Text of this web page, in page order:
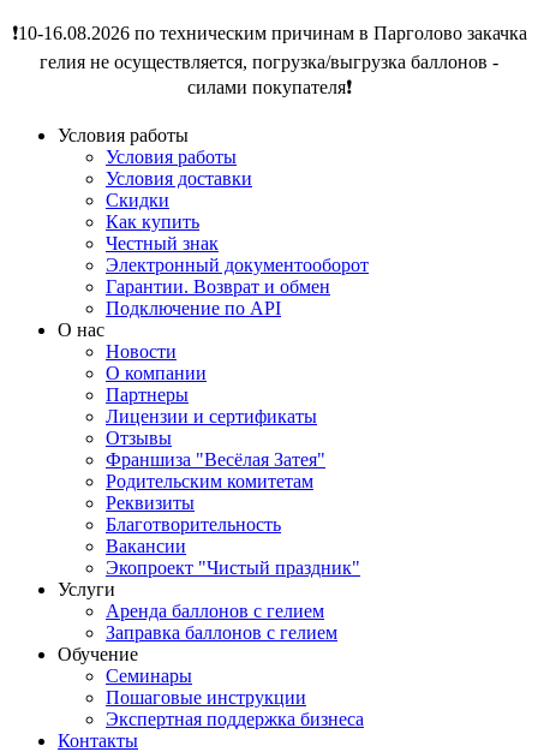
❗️10-16.08.2026 по техническим причинам в Парголово закачка
гелия не осуществляется, погрузка/выгрузка баллонов -
силами покупателя❗️
Условия работы
Условия работы
Условия доставки
Скидки
Как купить
Честный знак
Электронный документооборот
Гарантии. Возврат и обмен
Подключение по API
О нас
Новости
О компании
Партнеры
Лицензии и сертификаты
Отзывы
Франшиза "Весёлая Затея"
Родительским комитетам
Реквизиты
Благотворительность
Вакансии
Экопроект "Чистый праздник"
Услуги
Аренда баллонов с гелием
Заправка баллонов с гелием
Обучение
Семинары
Пошаговые инструкции
Экспертная поддержка бизнеса
Контакты